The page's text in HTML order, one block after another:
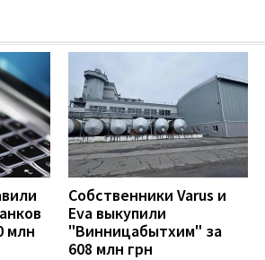
млн
Собственники Varus и
Eva выкупили
"Винницабытхим" за
608 млн грн